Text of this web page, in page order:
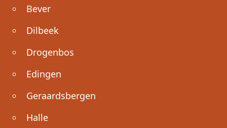
Bever
Dilbeek
Drogenbos
Edingen
Geraardsbergen
Halle